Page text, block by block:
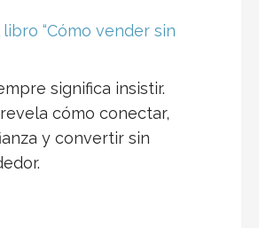
“Cómo vender sin
significa insistir.
cómo conectar,
y convertir sin